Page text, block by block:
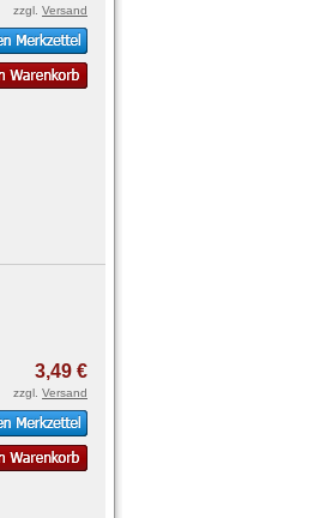
zzgl. Versand
3,49 €
zzgl. Versand